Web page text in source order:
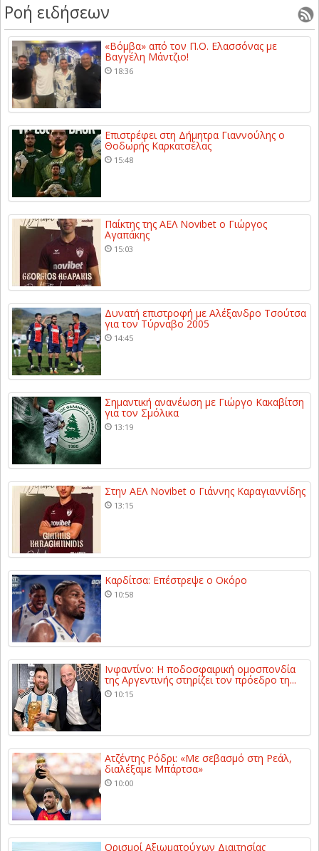
Ροή ειδήσεων
«Βόμβα» από τον Π.Ο. Ελασσόνας με
Βαγγέλη Μάντζιο!
18:36
Επιστρέφει στη Δήμητρα Γιαννούλης ο
Θοδωρής Καρκατσέλας
15:48
Παίκτης της ΑΕΛ Novibet ο Γιώργος
Αγαπάκης
15:03
Δυνατή επιστροφή με Αλέξανδρο Τσούτσα
για τον Τύρναβο 2005
14:45
Σημαντική ανανέωση με Γιώργο Κακαβίτση
για τον Σμόλικα
13:19
Στην ΑΕΛ Novibet ο Γιάννης Καραγιαννίδης
13:15
Καρδίτσα: Επέστρεψε ο Οκόρο
10:58
Ινφαντίνο: Η ποδοσφαιρική ομοσπονδία
της Αργεντινής στηρίζει τον πρόεδρο τη...
10:15
Ατζέντης Ρόδρι: «Με σεβασμό στη Ρεάλ,
διαλέξαμε Μπάρτσα»
10:00
Ορισμοί Αξιωματούχων Διαιτησίας